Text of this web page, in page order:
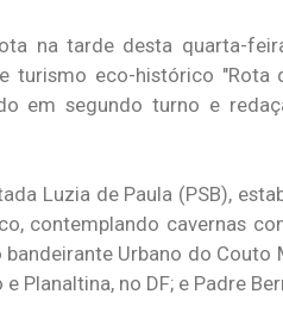
na tarde desta quarta-
turismo eco-histórico "Rota
em segundo turno e
Luzia de Paula (PSB),
contemplando cavernas
Urbano do
Planaltina, no DF; e Padre